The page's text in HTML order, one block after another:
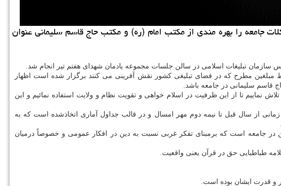
جامعه را بهره مندی از مکتب امام (ره) و مکتب حاج قاسم سلیمانی عنوان
تبلیغات اسلامی در سالن جلسات مجموعه یادمان شهدای هفتم تیر انجام شد.
مبلغین مطرح که در فضای تبلیغی کشور نقش آفرینی می کنند برگزار شده است اظهار
قاسم سلیمانی در جامعه باشد.
نماییم تا از این ظرفیت در اسلام خواهی و تقویت نظام و ولایت استفاده نمائیم و این
از سال قبل تا نیمه دوم مهر امسال و در قالب جداول آماری اتخاذشده است که به
جامعه است که برمبنای تفکر غربی نسبت به دین در افکار عمومی و خصوصاً درمیان
طباطبایی حق در قرآن یعنی واقعیت.
و قدرت ایشان بوده است.